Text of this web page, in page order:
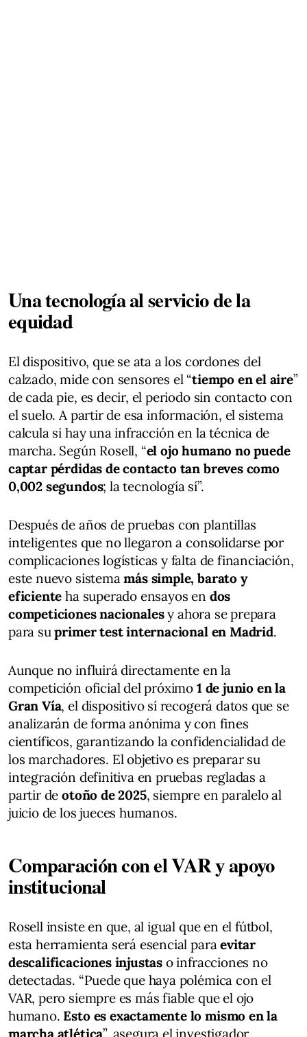
Una tecnología al servicio de la
equidad
El dispositivo, que se ata a los cordones del
calzado, mide con sensores el “tiempo en el aire”
de cada pie, es decir, el periodo sin contacto con
el suelo. A partir de esa información, el sistema
calcula si hay una infracción en la técnica de
marcha. Según Rosell, “el ojo humano no puede
captar pérdidas de contacto tan breves como
0,002 segundos; la tecnología sí”.
Después de años de pruebas con plantillas
inteligentes que no llegaron a consolidarse por
complicaciones logísticas y falta de financiación,
este nuevo sistemamás simple, barato y
eficiente ha superado ensayos en dos
competiciones nacionalesy ahora se prepara
para suprimer test internacional en Madrid.
Aunque no influirá directamente en la
competición oficial del próximo 1 de junio en la
Gran Vía, el dispositivo sí recogerá datos que se
analizarán de forma anónima y con fines
científicos, garantizando la confidencialidad de
los marchadores. El objetivo es preparar su
integración definitiva en pruebas regladas a
partir deotoño de 2025, siempre en paralelo al
juicio de los jueces humanos.
Comparación con el VAR y apoyo
institucional
Rosell insiste en que, al igual que en el fútbol,
esta herramienta será esencial paraevitar
descalificaciones injustas o infracciones no
detectadas. “Puede que haya polémica con el
VAR, pero siempre es más fiable que el ojo
humano. Esto es exactamente lo mismo en la
marcha atlética”, asegura el investigador.